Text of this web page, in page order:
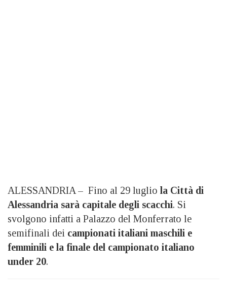
ALESSANDRIA – Fino al 29 luglio la Città di
Alessandria sarà capitale degli scacchi. Si
svolgono infatti a Palazzo del Monferrato le
semifinali dei campionati italiani maschili e
femminili e la finale del campionato italiano
under 20.